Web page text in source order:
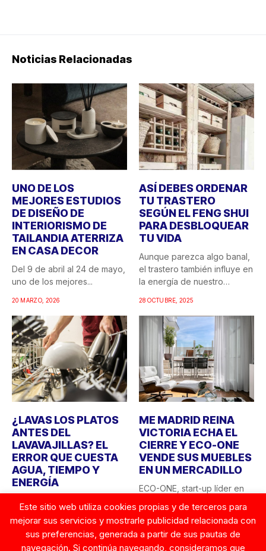
Noticias Relacionadas
UNO DE LOS
MEJORES ESTUDIOS
DE DISEÑO DE
INTERIORISMO DE
TAILANDIA ATERRIZA
EN CASA DECOR
Del 9 de abril al 24 de mayo,
uno de los mejores...
20 MARZO, 2026
ASÍ DEBES ORDENAR
TU TRASTERO
SEGÚN EL FENG SHUI
PARA DESBLOQUEAR
TU VIDA
Aunque parezca algo banal,
el trastero también influye en
la energía de nuestro
28 OCTUBRE, 2025
¿LAVAS LOS PLATOS
ANTES DEL
LAVAVAJILLAS? EL
ERROR QUE CUESTA
AGUA, TIEMPO Y
ENERGÍA
antes de introducirlos en el
lavavajillas sigue...
26 AGOSTO, 2025
ME MADRID REINA
VICTORIA ECHA EL
CIERRE Y ECO-ONE
VENDE SUS MUEBLES
EN UN MERCADILLO
ECO-ONE, start-up líder en
España, sorprende con una
acción...
23 AGOSTO, 2025
Este sitio web utiliza cookies propias y de terceros para
mejorar sus servicios y mostrarle publicidad relacionada con
sus preferencias, generada a partir de sus pautas de
navegación. Si continúa navegando, consideramos que